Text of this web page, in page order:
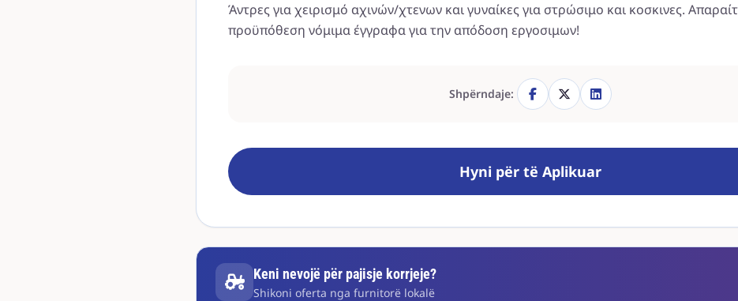
Άντρες για χειρισμό αχινών/χτενων και γυναίκες για στρώσιμο και κοσκινες.
προϋπόθεση νόμιμα έγγραφα για την απόδοση εργοσιμων!
Shpërndaje:
Hyni për të Aplikuar
Keni nevojë për pajisje korrjeje?
Shikoni oferta nga furnitorë lokalë